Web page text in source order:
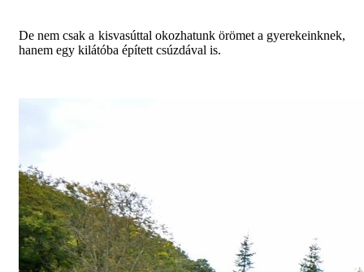
De nem csak a kisvasúttal okozhatunk örömet a gyerekeinknek,
hanem egy kilátóba épített csúzdával is.